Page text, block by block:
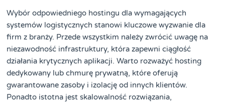
Wybór odpowiedniego hostingu dla wymagających
systemów logistycznych stanowi kluczowe wyzwanie dla
firm z branży. Przede wszystkim należy zwrócić uwagę na
niezawodność infrastruktury, która zapewni ciągłość
działania krytycznych aplikacji. Warto rozważyć hosting
dedykowany lub chmurę prywatną, które oferują
gwarantowane zasoby i izolację od innych klientów.
Ponadto istotna jest skalowalność rozwiązania,